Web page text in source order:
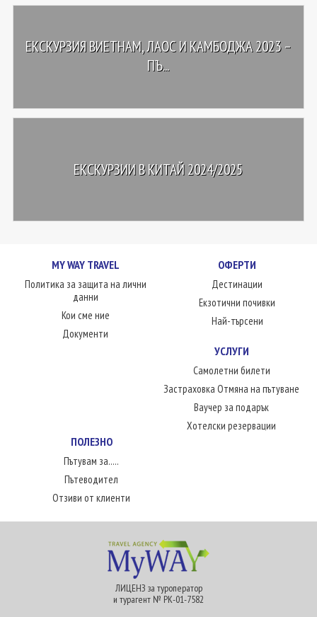
ЕКСКУРЗИЯ ВИЕТНАМ, ЛАОС И КАМБОДЖА 2023 –
ПЪ...
ЕКСКУРЗИИ В КИТАЙ 2024/2025
MY WAY TRAVEL
Политика за защита на лични
данни
Кои сме ние
Документи
ОФЕРТИ
Дестинации
Екзотични почивки
Най-търсени
УСЛУГИ
Самолетни билети
Застраховка Отмяна на пътуване
Ваучер за подарък
Хотелски резервации
ПОЛЕЗНО
Пътувам за.....
Пътеводител
Отзиви от клиенти
ЛИЦЕНЗ за туроператор
и турагент № РК-01-7582